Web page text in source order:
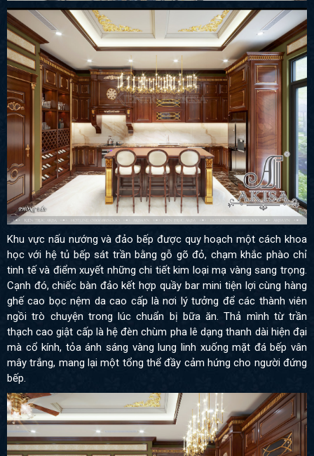
Khu vực nấu nướng và đảo bếp được quy hoạch một cách khoa
học với hệ tủ bếp sát trần bằng gỗ gõ đỏ, chạm khắc phào chỉ
tinh tế và điểm xuyết những chi tiết kim loại mạ vàng sang trọng.
Cạnh đó, chiếc bàn đảo kết hợp quầy bar mini tiện lợi cùng hàng
ghế cao bọc nệm da cao cấp là nơi lý tưởng để các thành viên
ngồi trò chuyện trong lúc chuẩn bị bữa ăn. Thả mình từ trần
thạch cao giật cấp là hệ đèn chùm pha lê dạng thanh dài hiện đại
mà cổ kính, tỏa ánh sáng vàng lung linh xuống mặt đá bếp vân
mây trắng, mang lại một tổng thể đầy cảm hứng cho người đứng
bếp.